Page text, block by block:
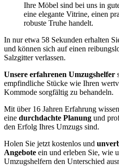
Ihre Möbel sind bei uns in
eine elegante Vitrine, einen
robuste Truhe handelt.
In nur etwa 58 Sekunden erhalten
und können sich auf einen
Salzgitter verlassen.
Unsere erfahrenen Umzugshelfer
empfindliche Stücke wie Ihren
Kommode sorgfältig zu behandeln.
Mit über 16 Jahren Erfahrung
eine durchdachte Planung und
den Erfolg Ihres Umzugs sind.
Holen Sie jetzt kostenlos und
Angebote ein und erleben Sie, wie
Umzugshelfern den Unterschied